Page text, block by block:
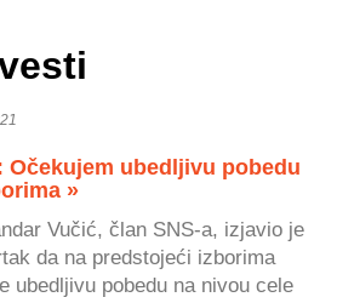
Očekujem ubedljivu pobedu
»
Vučić, član SNS-a, izjavio je
da na predstojeći izborima
ubedljivu pobedu na nivou cele